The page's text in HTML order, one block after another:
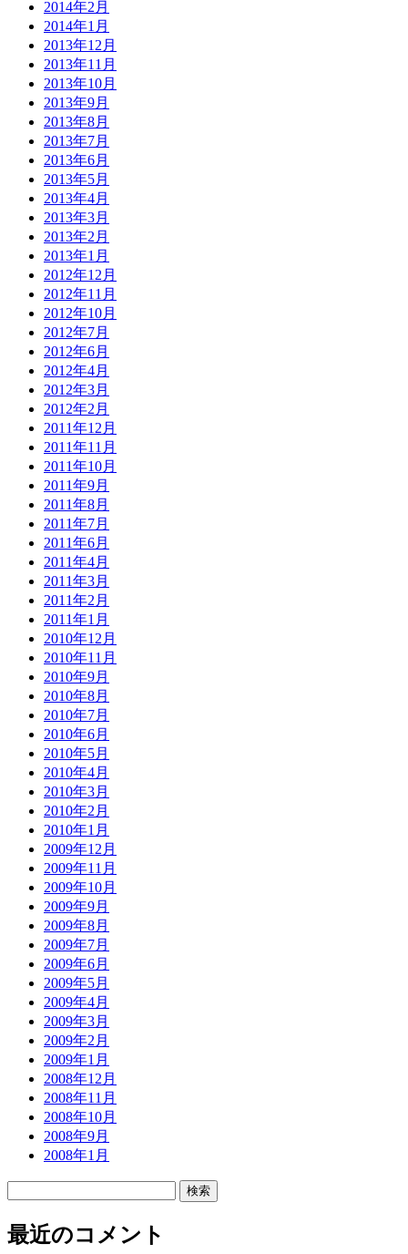
2014年2月
2014年1月
2013年12月
2013年11月
2013年10月
2013年9月
2013年8月
2013年7月
2013年6月
2013年5月
2013年4月
2013年3月
2013年2月
2013年1月
2012年12月
2012年11月
2012年10月
2012年7月
2012年6月
2012年4月
2012年3月
2012年2月
2011年12月
2011年11月
2011年10月
2011年9月
2011年8月
2011年7月
2011年6月
2011年4月
2011年3月
2011年2月
2011年1月
2010年12月
2010年11月
2010年9月
2010年8月
2010年7月
2010年6月
2010年5月
2010年4月
2010年3月
2010年2月
2010年1月
2009年12月
2009年11月
2009年10月
2009年9月
2009年8月
2009年7月
2009年6月
2009年5月
2009年4月
2009年3月
2009年2月
2009年1月
2008年12月
2008年11月
2008年10月
2008年9月
2008年1月
最近のコメント